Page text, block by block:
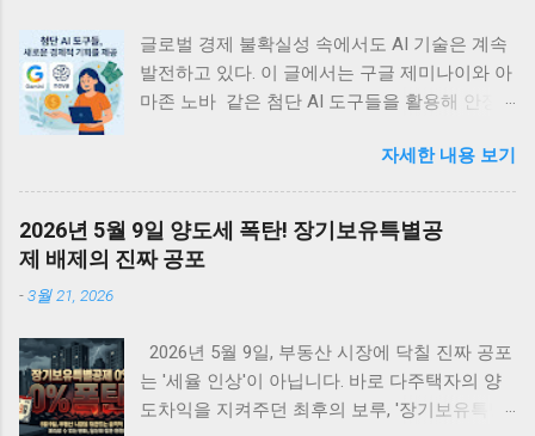
글로벌 경제 불확실성 속에서도 AI 기술은 계속
발전하고 있다. 이 글에서는 구글 제미나이와 아
마존 노바 같은 첨단 AI 도구들을 활용해 안정
법들을 정리한다. 관세 위기에도 불구하고 빅테
크의 AI 투자는 계속되고 있는데, 이는 개인과
소규모 기업에게 새로운 경제적 기회를 제공할
것이다. <목차> • 글로벌 관세 위기 속의 지속
적 AI 투자 동향 • 관세가 AI 개발 생태계에 미치
하는 AI 기반 수익 모델 • AI 에이전트를 통한 패
시브 인컴 구축 방법 • AI 시대의 새로운 기회와
미래 전망 글로벌 관세 위기 속의 지속적 AI 투
자세한 내용 보기
2026년 5월 9일 양도세 폭탄! 장기보유특별공
제 배제의 진짜 공포
-3월 21, 2026
2026년 5월 9일, 부동산 시장에 닥칠 진짜 공포
는 '세율 인상'이 아닙니다. 바로 다주택자의 양
도차익을 지켜주던 최후의 보루, '장기보유특별